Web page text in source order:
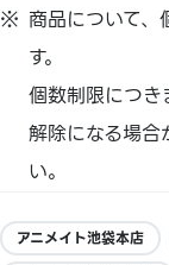
商品について、
す。
個数制限につき
解除になる場合
い。
アニメイト池袋本店